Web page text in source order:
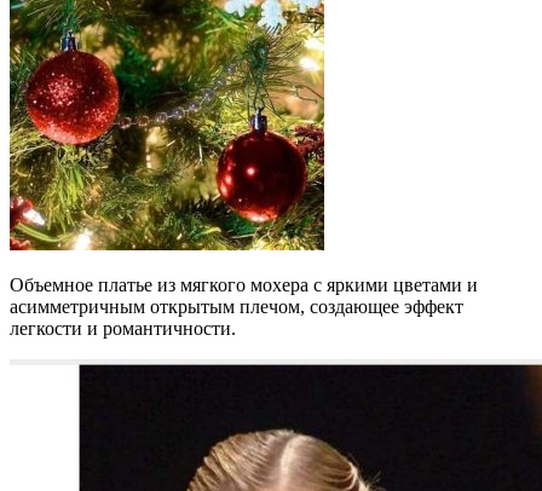
Объемное платье из мягкого мохера с яркими цветами и
асимметричным открытым плечом, создающее эффект
легкости и романтичности.